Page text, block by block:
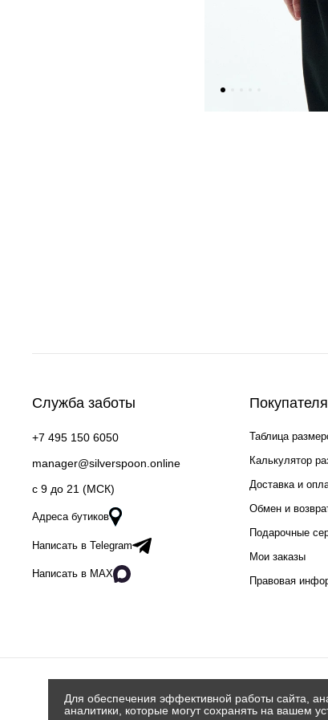
Служба заботы
+7 495 150 6050
manager@silverspoon.online
c 9 до 21 (МСК)
Адреса бутиков
Написать в Telegram
Написать в MAX
Таблица
Калькулятор
Доставка и
Обмен и
Подарочные
Мои заказы
Правовая
Для обеспечения эффективной работы сайта,
аналитики, которые могут сохранять на вашем